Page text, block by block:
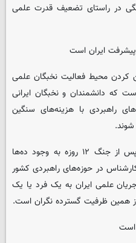
در راستای تضعیف قدرت علمی
ایران است
کردن محیط فعالیت نخبگان علمی
که دانشمندان و نخبگان ایرانی
راهبردی با هزینه‌های سنگین
رستمی افزود: رهبر معظم انقلاب پس از جنگ ۱۲ روزه به وجود ده‌ها
در حوزه‌های راهبردی کشور
علمی ایران به یک فرد یا یک
همین ظرفیت گسترده نگران است.
است